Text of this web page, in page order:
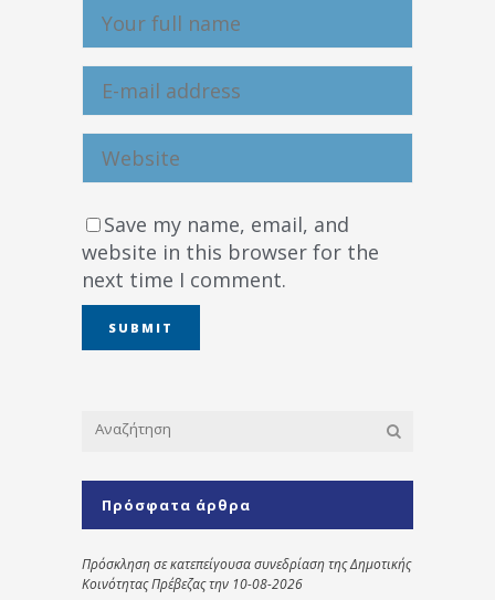
Save my name, email, and
website in this browser for the
next time I comment.
Πρόσφατα άρθρα
Πρόσκληση σε κατεπείγουσα συνεδρίαση της Δημοτικής
Κοινότητας Πρέβεζας την 10-08-2026